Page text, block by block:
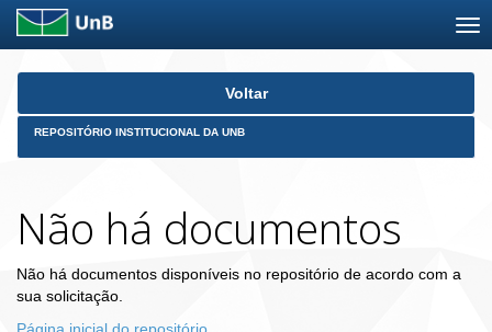
Skip
Voltar
REPOSITÓRIO INSTITUCIONAL DA UNB
Não há documentos
Não há documentos disponíveis no repositório de acordo com a
sua solicitação.